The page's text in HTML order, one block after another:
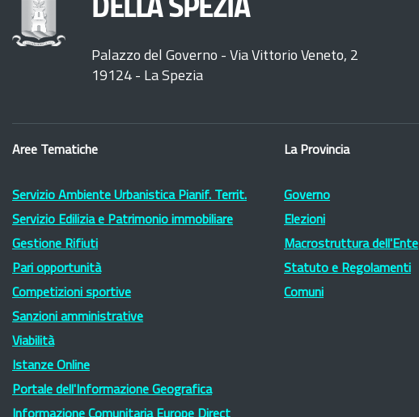
DELLA SPEZIA
Palazzo del Governo - Via Vittorio Veneto, 2
19124 - La Spezia
Aree Tematiche
Servizio Ambiente Urbanistica Pianif. Territ.
Servizio Edilizia e Patrimonio immobiliare
Gestione Rifiuti
Pari opportunità
Competizioni sportive
Sanzioni amministrative
Viabilità
Istanze Online
Portale dell'Informazione Geografica
La Provincia
Governo
Elezioni
Macrostruttura dell'Ente
Statuto e Regolamenti
Comuni